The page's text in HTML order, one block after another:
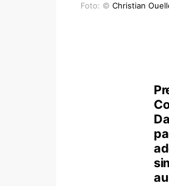
Foto: © Christian